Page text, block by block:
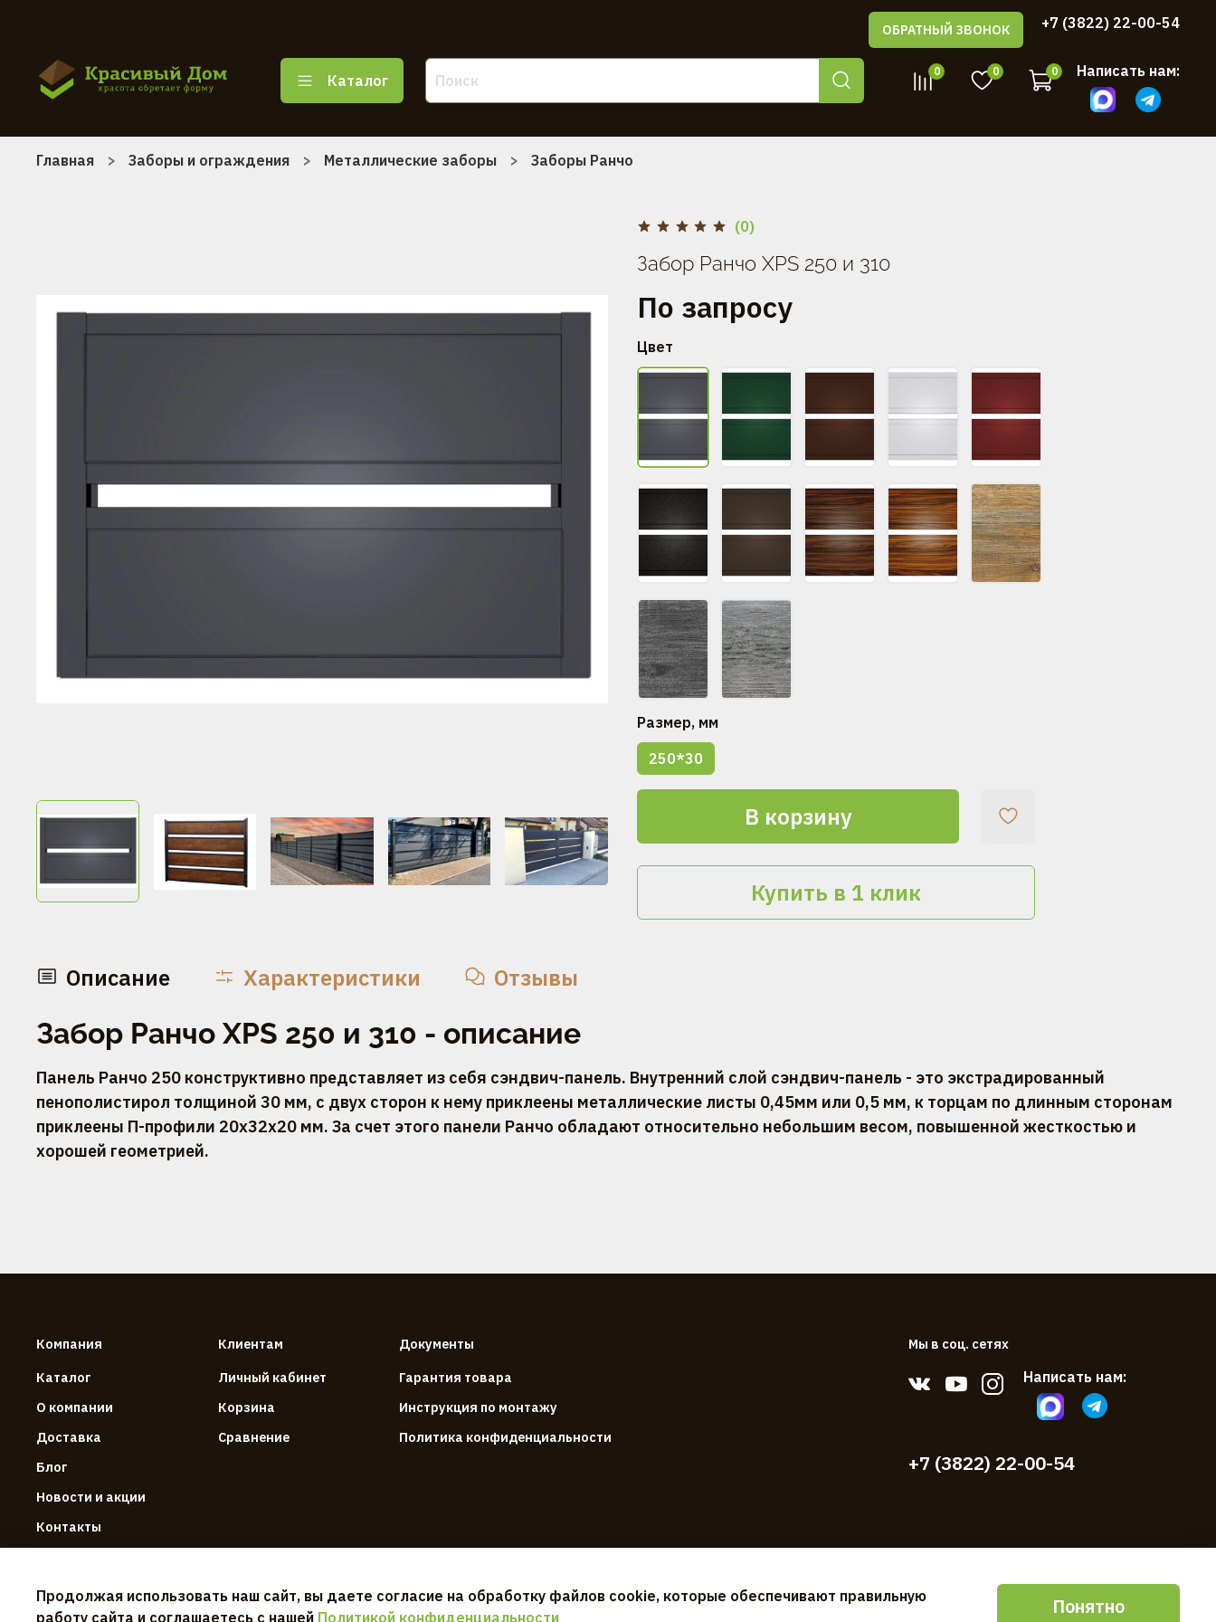
ОБРАТНЫЙ ЗВОНОК +7 (3822) 22-00-54
Каталог
0 0 0 Написать нам:
Главная Заборы и ограждения Металлические заборы Заборы Ранчо
(0)
Забор Ранчо XPS 250 и 310
По запросу
В корзину
Купить в 1 клик
Цвет
Размер, мм
250*30
Описание Характеристики Отзывы
Забор Ранчо XPS 250 и 310 - описание
Панель Ранчо 250 конструктивно представляет из себя сэндвич-панель. Внутренний слой сэндвич-панель - это экстрадированный
пенополистирол толщиной 30 мм, с двух сторон к нему приклеены металлические листы 0,45мм или 0,5 мм, к торцам по длинным сторонам
приклеены П-профили 20х32х20 мм. За счет этого панели Ранчо обладают относительно небольшим весом, повышенной жесткостью и
хорошей геометрией.
Компания
Каталог
О компании
Доставка
Блог
Новости и акции
Контакты
Клиентам
Личный кабинет
Корзина
Сравнение
Документы
Гарантия товара
Инструкция по монтажу
Политика конфиденциальности
Мы в соц. сетях
Написать нам:
+7 (3822) 22-00-54
Продолжая использовать наш сайт, вы даете согласие на обработку файлов cookie, которые обеспечивают правильную
работу сайта и соглашаетесь с нашей Политикой конфиденциальности Понятно